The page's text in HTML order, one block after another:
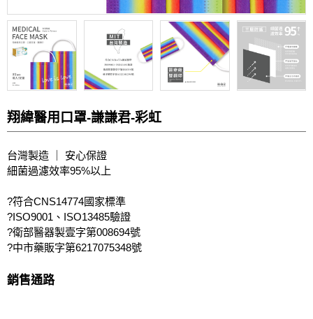
翔緯醫用口罩-謙謙君-彩虹
台灣製造 ｜ 安心保證
細菌過濾效率95%以上
?符合CNS14774國家標準
?ISO9001、ISO13485驗證
?衛部醫器製壹字第008694號
?中市藥販字第6217075348號
銷售通路